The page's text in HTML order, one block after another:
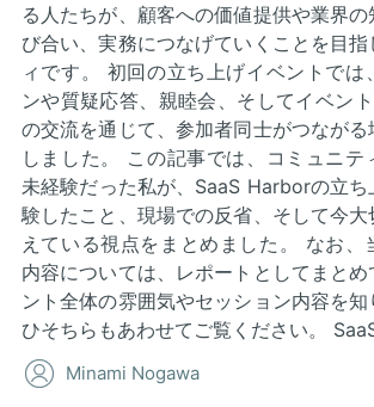
る人たちが、顧客への価値提供や業界
び合い、実務につなげていくことを目
ィです。 初回の立ち上げイベントでは
ンや質疑応答、親睦会、そしてイベン
の交流を通じて、参加者同士がつながる
しました。 この記事では、コミュニテ
未経験だった私が、SaaS Harborの立ち
験したこと、現場での反省、そして今
えている視点をまとめました。 なお、
内容については、レポートとしてまと
ント全体の雰囲気やセッション内容を
ひそちらもあわせてご覧ください。
Minami Nogawa